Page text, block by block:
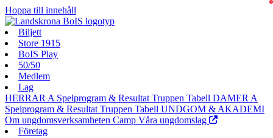
Hoppa till innehåll
Biljett
Store 1915
BoIS Play
50/50
Medlem
Lag
HERRAR A Spelprogram & Resultat Truppen Tabell DAMER A
Spelprogram & Resultat Truppen Tabell UNDGOM & AKADEMI
Om ungdomsverksamheten Camp Våra ungdomslag
Företag
0